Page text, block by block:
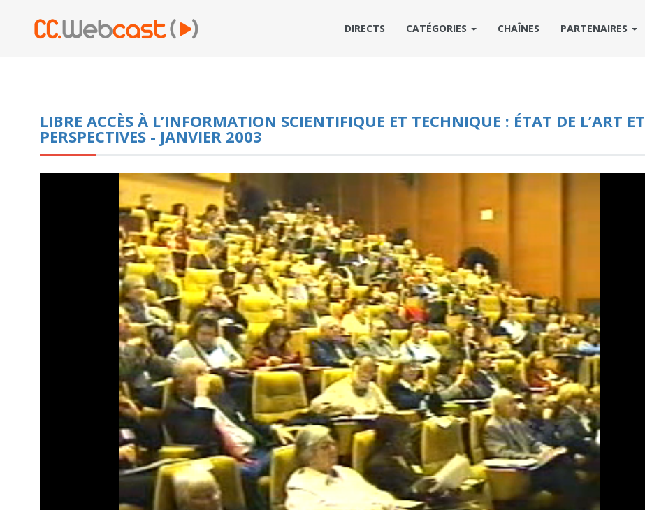
DIRECTS CATÉGORIES CHAÎNES PARTENAIRES
LIBRE ACCÈS À L’INFORMATION SCIENTIFIQUE ET TECHNIQUE : ÉTAT DE L’ART ET
PERSPECTIVES - JANVIER 2003